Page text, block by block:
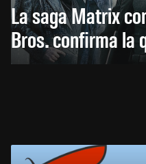
La saga Matrix
Bros. confirma la